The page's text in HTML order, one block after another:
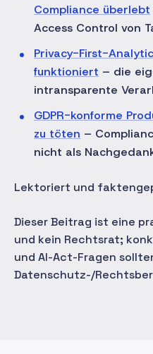
Compliance überlebt
Access Control von
Privacy-First-
funktioniert – die
intransparente
GDPR-konforme
zu töten –
nicht als
Lektoriert und
Dieser Beitrag ist eine
und kein Rechtsrat;
und AI-Act-Fragen
Datenschutz-/